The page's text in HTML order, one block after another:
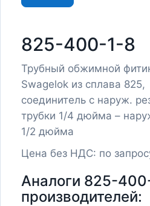
825-400-1-8
Трубный обжимной
Swagelok из сплава 825,
соединитель с наруж.
трубки 1/4 дюйма –
1/2 дюйма
Цена без НДС: по
Аналоги 825-
производителей: